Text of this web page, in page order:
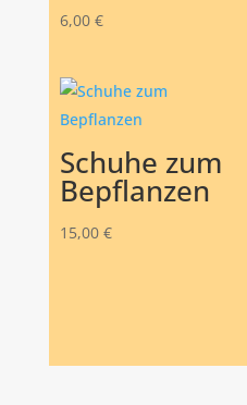
6,00 €
Schuhe zum
Bepflanzen
15,00 €